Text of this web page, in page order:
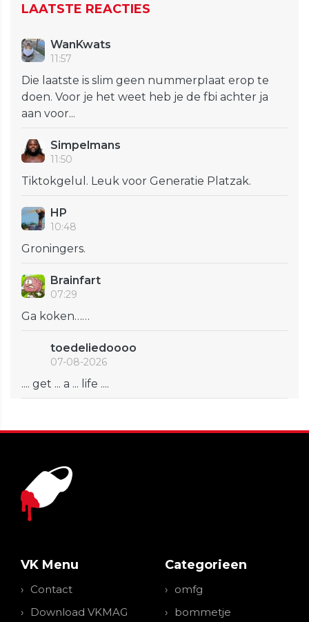
LAATSTE REACTIES
WanKwats
11:57
Die laatste is slim geen nummerplaat erop te
doen. Voor je het weet heb je de fbi achter ja
aan voor...
Simpelmans
11:50
Tiktokgelul. Leuk voor Generatie Platzak.
HP
10:48
Groningers.
Brainfart
07:29
Ga koken……
toedeliedoooo
07-08-2026
.... get ... a ... life ....
VK Menu
Contact
Download VKMAG
Categorieen
omfg
bommetje